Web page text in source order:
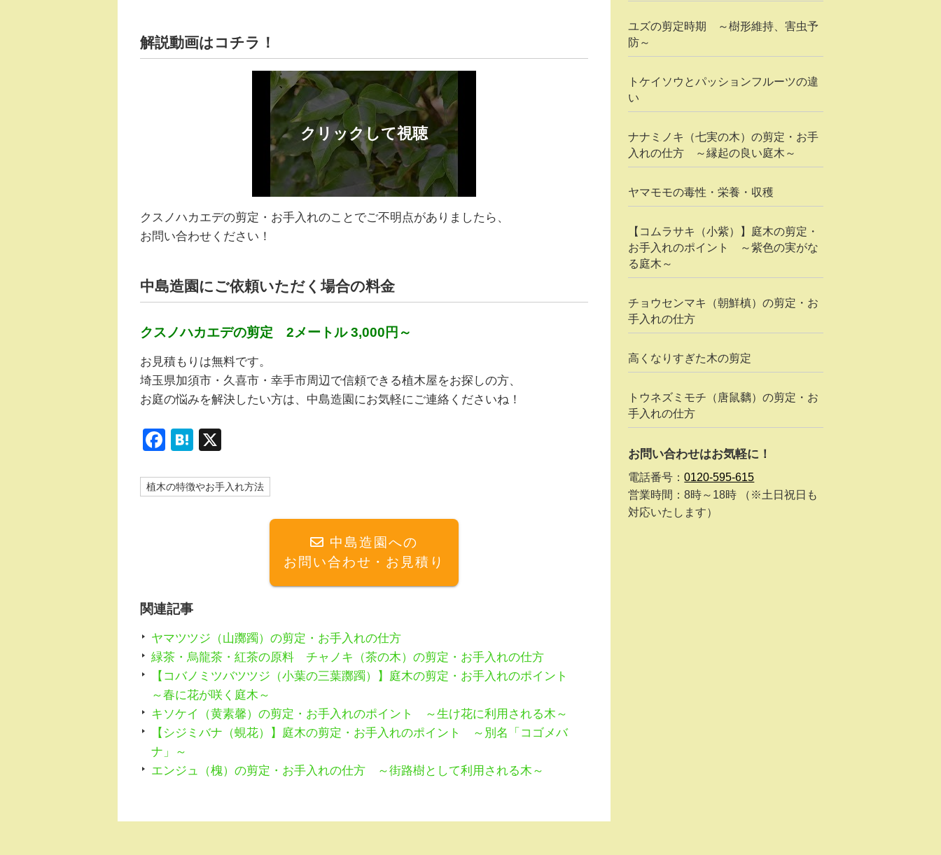
解説動画はコチラ！
クスノハカエデの剪定・お手入れのことでご不明点がありましたら、
お問い合わせください！
中島造園にご依頼いただく場合の料金
クスノハカエデの剪定 2メートル 3,000円～
お見積もりは無料です。
埼玉県加須市・久喜市・幸手市周辺で信頼できる植木屋をお探しの方、
お庭の悩みを解決したい方は、中島造園にお気軽にご連絡くださいね！
F
c
k
H
e
植木の特徴やお手入れ方法
中島造園への
お問い合わせ・お見積り
関連記事
ヤマツツジ（山躑躅）の剪定・お手入れの仕方
緑茶・烏龍茶・紅茶の原料 チャノキ（茶の木）の剪定・お手入れの仕方
【コバノミツバツツジ（小葉の三葉躑躅）】庭木の剪定・お手入れのポイント
～春に花が咲く庭木～
キソケイ（黄素馨）の剪定・お手入れのポイント ～生け花に利用される木～
【シジミバナ（蜆花）】庭木の剪定・お手入れのポイント ～別名「コゴメバ
ナ」～
エンジュ（槐）の剪定・お手入れの仕方 ～街路樹として利用される木～
ユズの剪定時期 ～樹形維持、害虫予
防～
トケイソウとパッションフルーツの違
い
ナナミノキ（七実の木）の剪定・お手
入れの仕方 ～縁起の良い庭木～
ヤマモモの毒性・栄養・収穫
【コムラサキ（小紫）】庭木の剪定・
お手入れのポイント ～紫色の実がな
る庭木～
チョウセンマキ（朝鮮槙）の剪定・お
手入れの仕方
高くなりすぎた木の剪定
トウネズミモチ（唐鼠黐）の剪定・お
手入れの仕方
お問い合わせはお気軽に！
電話番号：0120-595-615
営業時間：8時～18時 （※土日祝日も
対応いたします）